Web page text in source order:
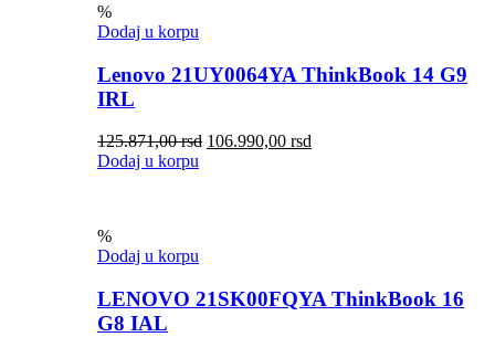
%
Dodaj u korpu
Lenovo 21UY0064YA ThinkBook 14 G9
IRL
125.871,00rsd 106.990,00 rsd
Dodaj u korpu
%
Dodaj u korpu
LENOVO 21SK00FQYA ThinkBook 16
G8 IAL